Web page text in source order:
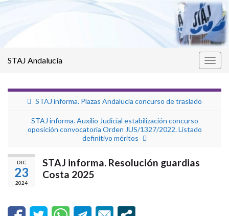
STAJ Andalucía
STAJ informa. Plazas Andalucía concurso de traslado
STAJ informa. Auxilio Judicial estabilización concurso
oposición convocatoria Orden JUS/1327/2022. Listado
definitivo méritos
DIC
23
2024
STAJ informa. Resolución guardias
Costa 2025